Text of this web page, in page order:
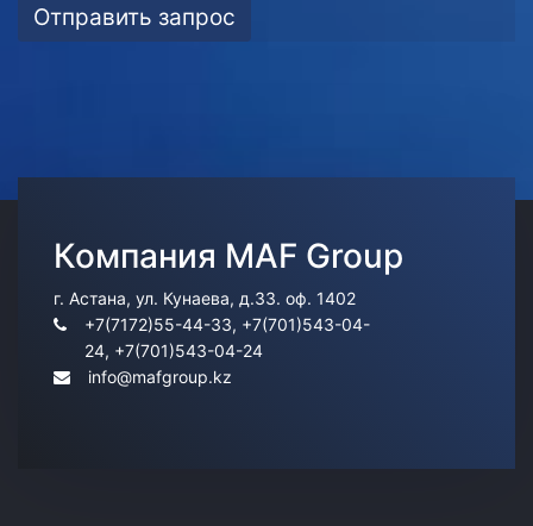
Отправить запрос
Компания MAF Group
г. Астана, ул. Кунаева, д.33. оф. 1402
+7(7172)55-44-33, +7(701)543-04-
24, +7(701)543-04-24
info@mafgroup.kz